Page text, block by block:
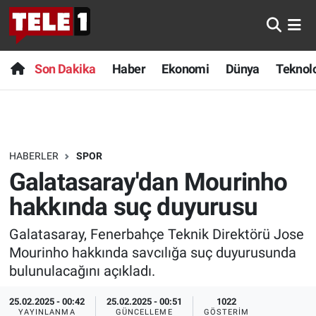
Son Dakika Haber Ekonomi Dünya
HABERLER SPOR
Galatasaray'dan Mourinho
hakkında suç duyurusu
Galatasaray, Fenerbahçe Teknik Direktörü Jose
Mourinho hakkında savcılığa suç duyurusunda
bulunulacağını açıkladı.
25.02.2025 - 00:42
YAYINLANMA
25.02.2025 - 00:51
GÜNCELLEME
1022
GÖSTERIM
Anında Manşet
Başka Sohbetler
Bilim turu
Bilim ve Teknoloji Evreni
Doğa Konuşuyor
Dünya
Ege Saati
Son Dakika
Haber
Dünya
Teknoloji
Sağlık
Spor
Yayın Akışı
Nöbetçi Eczaneler
Hava Durumu
Trafik Durumu
Süper Lig Puan Durumu ve Fikstür
Tüm Manşetler
Son Dakika Haberleri
Haber Arşivi